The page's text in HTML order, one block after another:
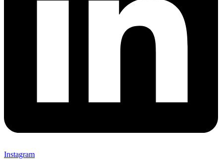
Instagram